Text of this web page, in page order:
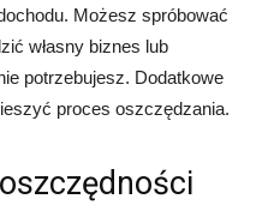
Możesz spróbować
własny biznes lub
potrzebujesz. Dodatkowe
proces oszczędzania.